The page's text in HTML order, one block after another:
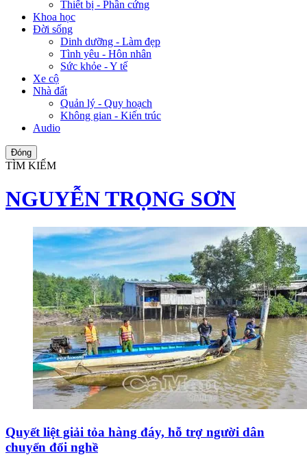
Thiết bị - Phần cứng
Khoa học
Đời sống
Dinh dưỡng - Làm đẹp
Tình yêu - Hôn nhân
Sức khỏe - Y tế
Xe cộ
Nhà đất
Quản lý - Quy hoạch
Không gian - Kiến trúc
Audio
Đóng
TÌM KIẾM
NGUYỄN TRỌNG SƠN
Quyết liệt giải tỏa hàng đáy, hỗ trợ người dân
chuyển đổi nghề